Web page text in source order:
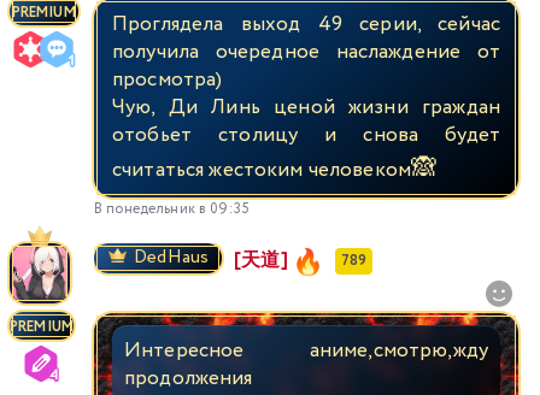
PREMIUM
Проглядела выход 49 серии, сейчас
получила очередное наслаждение от
просмотра)
Чую, Ди Линь ценой жизни граждан
отобьет столицу и снова будет
считаться жестоким человеком🙈
В понедельник в 09:35
PREMIUM
DedHaus [天道] 789
Интересное аниме,смотрю,жду
продолжения